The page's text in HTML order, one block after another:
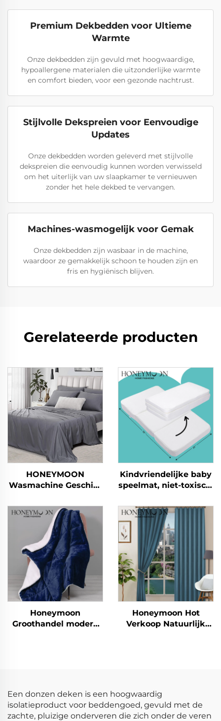
Premium Dekbedden voor Ultieme
Warmte
Onze dekbedden zijn gevuld met hoogwaardige,
hypoallergene materialen die uitzonderlijke warmte
en comfort bieden, voor een gezonde nachtrust.
Stijlvolle Dekspreien voor Eenvoudige
Updates
Onze dekbedden worden geleverd met stijlvolle
dekspreien die eenvoudig kunnen worden verwisseld
om het uiterlijk van uw slaapkamer te vernieuwen
zonder het hele dekbed te vervangen.
Machines-wasmogelijk voor Gemak
Onze dekbedden zijn wasbaar in de machine,
waardoor ze gemakkelijk schoon te houden zijn en
fris en hygiënisch blijven.
Gerelateerde producten
HONEYMOON
Wasmachine Geschikt
300T 100% Bamboe f
Sateen 4pcs
Verkoelend
Zijdeachtig Zacht
Queen Size Designer
Laken
Kindvriendelijke baby
speelmat, niet-toxisch,
vouwbaar, speelmat
Honeymoon
Groothandel modern
Honeymoon Hot
Verkoop Natuurlijk
Een donzen deken is een hoogwaardig
isolatieproduct voor beddengoed, gevuld met de
zachte, pluizige onderveren die zich onder de veren